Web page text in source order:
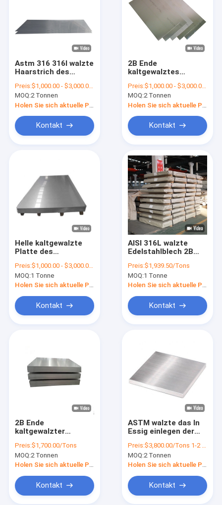
Videos
Kontakt mit uns
Bitte um ein Angebot
Astm 316 316l walzte
Haarstrich des
des Ende1000mm
kalt
Preis:$1,000.00 - $3,000.00/Tons
MOQ:2 Tonnen
Kontakt
2B Ende
kaltgewalztes
321 SS 2000mm
Preis:$1,000.00 - $3,000.00/Tons
MOQ:2 Tonnen
Kontakt
Helle kaltgewalzte
Platte des
0.5mm der Stärke-
201 SS
Preis:$1,000.00 - $3,000.00/Tons
MOQ:1 Tonne
Holen Sie sich aktuelle Preis
Kontakt
AISI 316L walzte
Edelstahlblech 2B
4x8 zu beenden
Preis:$1,939.50/Tons
MOQ:1 Tonne
Holen Sie sich aktuelle Preis
Kontakt
2B Ende
kaltgewalzter
316L 6000mm BA
Spiegel
Preis:$1,700.00/Tons
MOQ:2 Tonnen
Holen Sie sich aktuelle Preis
Kontakt
ASTM walzte das In
Essig einlegen der
Platten-316 SS 4x8
kalt
Preis:$3,800.00/Tons 1-2 Tons
MOQ:2 Tonnen
Holen Sie sich aktuelle Preis
Kontakt